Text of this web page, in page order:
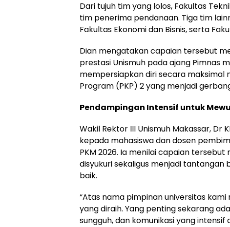
Dari tujuh tim yang lolos, Fakultas
tim penerima pendanaan. Tiga tim
Fakultas Ekonomi dan Bisnis, serta
Dian mengatakan capaian tersebut
prestasi Unismuh pada ajang Pimnas
mempersiapkan diri secara maksimal
Program (PKP) 2 yang menjadi
Pendampingan Intensif untuk
Wakil Rektor III Unismuh Makassar, Dr
kepada mahasiswa dan dosen
PKM 2026. Ia menilai capaian
disyukuri sekaligus menjadi
baik.
“Atas nama pimpinan universitas
yang diraih. Yang penting sekarang
sungguh, dan komunikasi yang